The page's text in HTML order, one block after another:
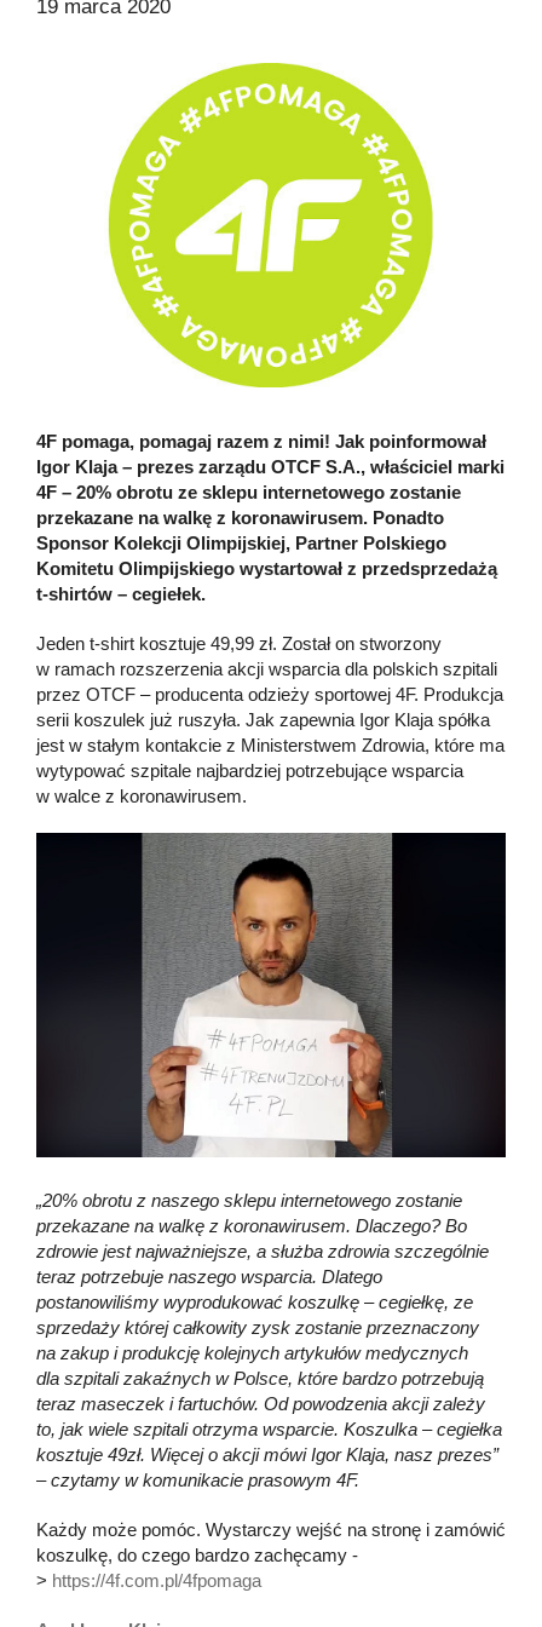
19 marca 2020
4F pomaga, pomagaj razem z nimi! Jak poinformował
Igor Klaja – prezes zarządu OTCF S.A., właściciel marki
4F – 20% obrotu ze sklepu internetowego zostanie
przekazane na walkę z koronawirusem. Ponadto
Sponsor Kolekcji Olimpijskiej, Partner Polskiego
Komitetu Olimpijskiego wystartował z przedsprzedażą
t-shirtów – cegiełek.
Jeden t-shirt kosztuje 49,99 zł. Został on stworzony
w ramach rozszerzenia akcji wsparcia dla polskich szpitali
przez OTCF – producenta odzieży sportowej 4F. Produkcja
serii koszulek już ruszyła. Jak zapewnia Igor Klaja spółka
jest w stałym kontakcie z Ministerstwem Zdrowia, które ma
wytypować szpitale najbardziej potrzebujące wsparcia
w walce z koronawirusem.
„20% obrotu z naszego sklepu internetowego zostanie
przekazane na walkę z koronawirusem. Dlaczego? Bo
zdrowie jest najważniejsze, a służba zdrowia szczególnie
teraz potrzebuje naszego wsparcia. Dlatego
postanowiliśmy wyprodukować koszulkę – cegiełkę, ze
sprzedaży której całkowity zysk zostanie przeznaczony
na zakup i produkcję kolejnych artykułów medycznych
dla szpitali zakaźnych w Polsce, które bardzo potrzebują
teraz maseczek i fartuchów. Od powodzenia akcji zależy
to, jak wiele szpitali otrzyma wsparcie. Koszulka – cegiełka
kosztuje 49zł. Więcej o akcji mówi Igor Klaja, nasz prezes”
– czytamy w komunikacie prasowym 4F.
Każdy może pomóc. Wystarczy wejść na stronę i zamówić
koszulkę, do czego bardzo zachęcamy -
> https://4f.com.pl/4fpomaga